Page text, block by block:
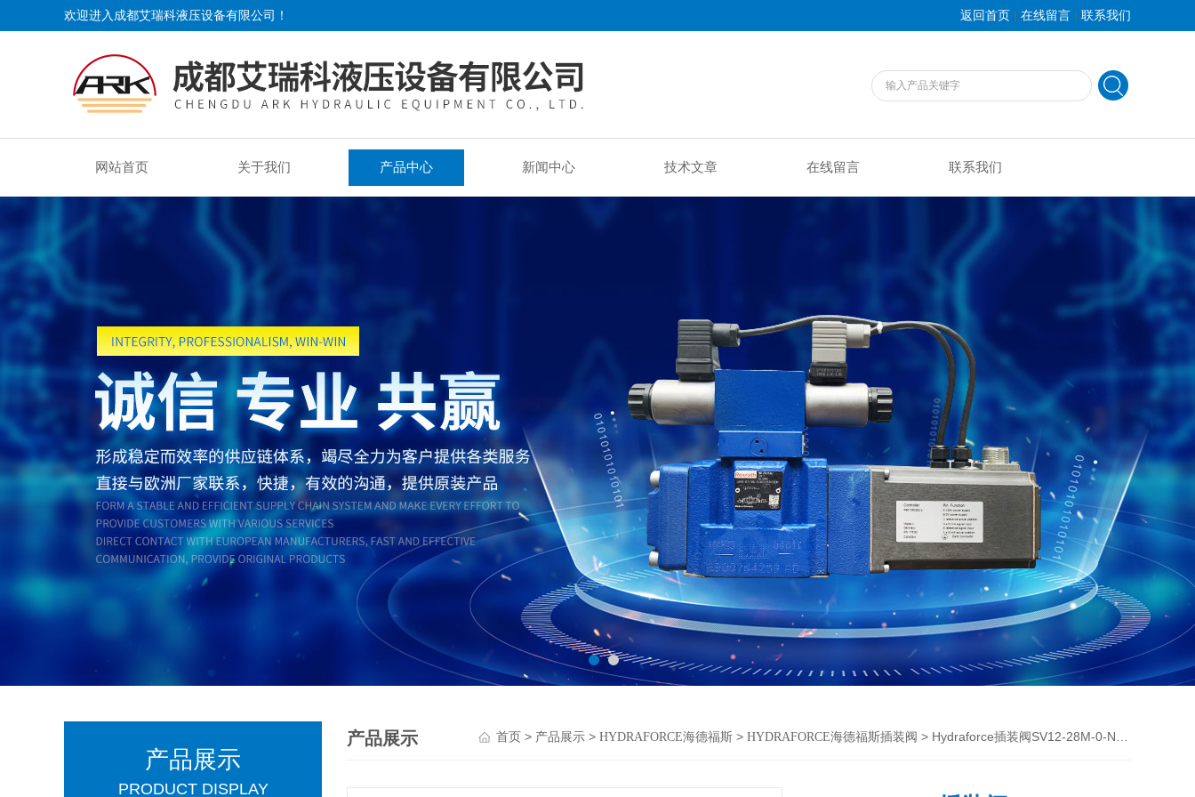
欢迎进入成都艾瑞科液压设备有限公司！ 返回首页 | 在线留言 | 联系我们
网站首页 关于我们 产品中心 新闻中心 技术文章 在线留言 联系我们
产品展示
PRODUCT DISPLAY
产品展示 首页> 产品展示> HYDRAFORCE海德福斯> HYDRAFORCE海德福斯插装阀 > Hydraforce插装阀SV12-28M-0-N海德福斯样本